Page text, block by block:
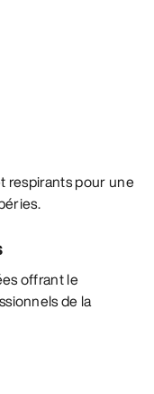
respirants pour une
offrant le
de la